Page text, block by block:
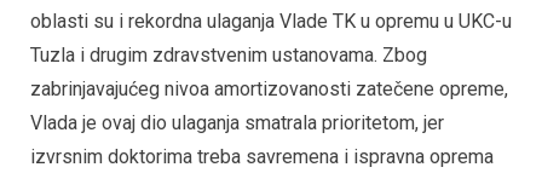
oblasti su i rekordna ulaganja Vlade TK u opremu u UKC-u
Tuzla i drugim zdravstvenim ustanovama. Zbog
zabrinjavajućeg nivoa amortizovanosti zatečene opreme,
Vlada je ovaj dio ulaganja smatrala prioritetom, jer
izvrsnim doktorima treba savremena i ispravna oprema